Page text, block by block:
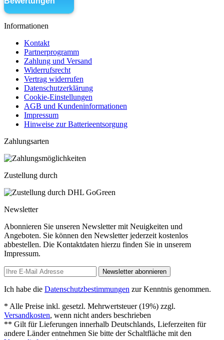
Informationen
Kontakt
Partnerprogramm
Zahlung und Versand
Widerrufsrecht
Vertrag widerrufen
Datenschutzerklärung
Cookie-Einstellungen
AGB und Kundeninformationen
Impressum
Hinweise zur Batterieentsorgung
Zahlungsarten
Zustellung durch
Newsletter
Abonnieren Sie unseren Newsletter mit Neuigkeiten und
Angeboten. Sie können den Newsletter jederzeit kostenlos
abbestellen. Die Kontaktdaten hierzu finden Sie in unserem
Impressum.
Newsletter abonnieren
Ich habe die Datenschutzbestimmungen zur Kenntnis genommen.
* Alle Preise inkl. gesetzl. Mehrwertsteuer (19%) zzgl.
Versandkosten, wenn nicht anders beschrieben
** Gilt für Lieferungen innerhalb Deutschlands, Lieferzeiten für
andere Länder entnehmen Sie bitte der Schaltfläche mit den